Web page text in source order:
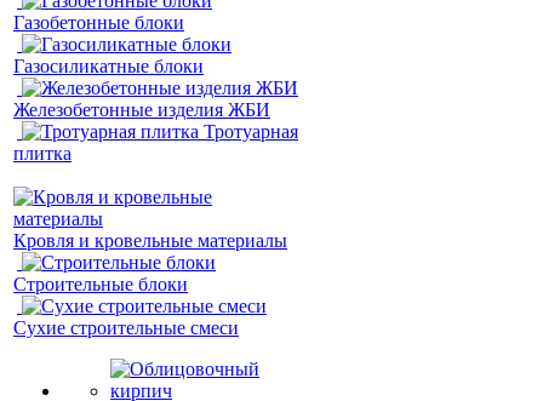
Газобетонные блоки
Газосиликатные блоки
Железобетонные изделия ЖБИ
Тротуарная
плитка
Кровля и кровельные материалы
Строительные блоки
Сухие строительные смеси